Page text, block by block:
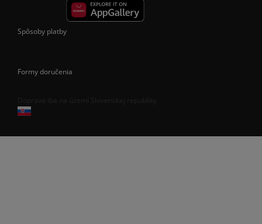
Spôsoby platby
Formy doručenia